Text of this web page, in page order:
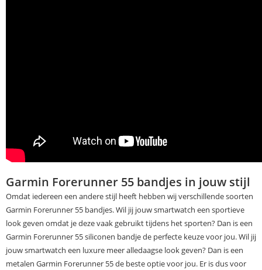
Garmin Forerunner 55 bandjes in jouw stijl
Omdat iedereen een andere stijl heeft hebben wij verschillende soorten
Garmin Forerunner 55 bandjes. Wil jij jouw smartwatch een sportieve
look geven omdat je deze vaak gebruikt tijdens het sporten? Dan is een
Garmin Forerunner 55 siliconen bandje de perfecte keuze voor jou. Wil jij
jouw smartwatch een luxure meer alledaagse look geven? Dan is een
metalen Garmin Forerunner 55 de beste optie voor jou. Er is dus voor